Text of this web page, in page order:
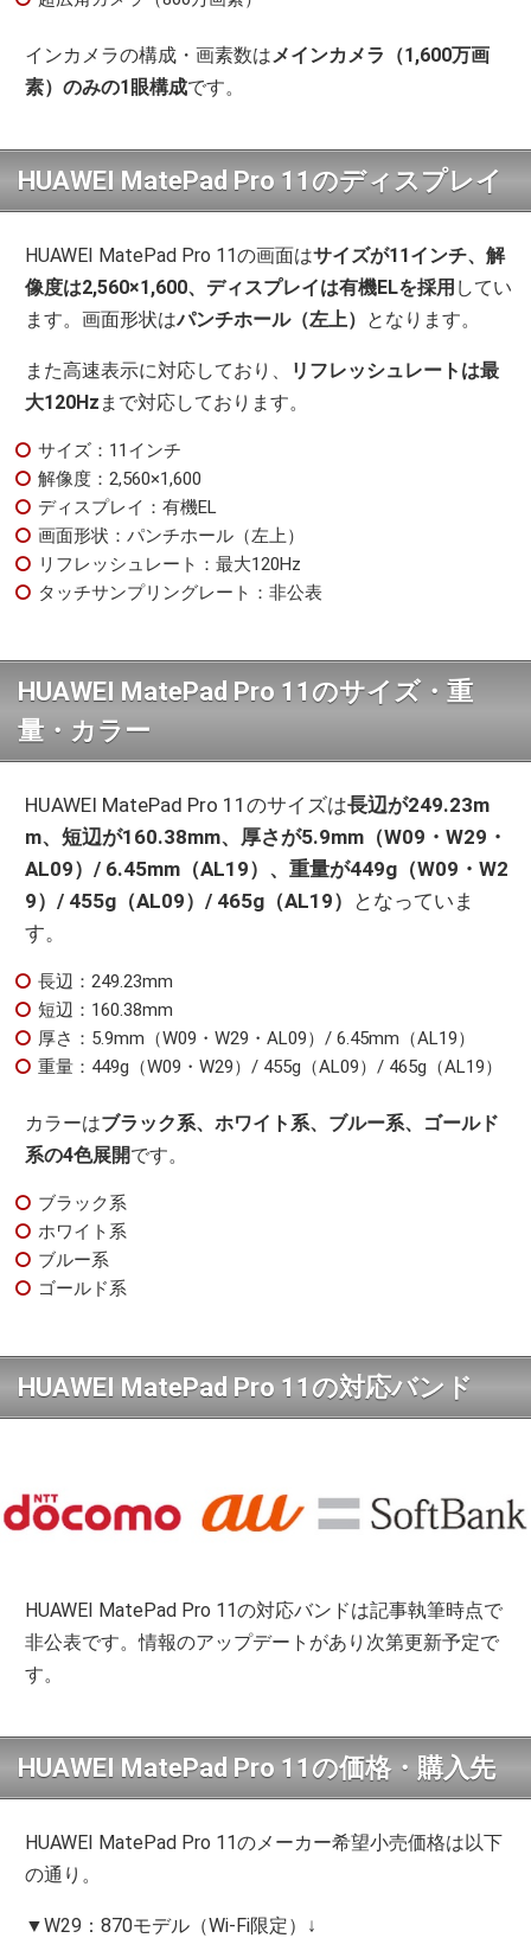
インカメラの構成・画素数はメインカメラ（1,600万画
素）のみの1眼構成です。
HUAWEI MatePad Pro 11のディスプレイ
HUAWEI MatePad Pro 11の画面はサイズが11インチ、解
像度は2,560×1,600、ディスプレイは有機ELを採用 してい
ます。画面形状はパンチホール（左上） となります。
また高速表示に対応しており、
リフレッシュレートは最
大120Hz まで対応しております。
サイズ：11インチ
解像度：2,560×1,600
ディスプレイ：有機EL
画面形状：パンチホール（左上）
リフレッシュレート：最大120Hz
タッチサンプリングレート：非公表
HUAWEI MatePad Pro 11のサイズ・重
量・カラー
HUAWEI MatePad Pro 11のサイズは長辺が249.23m
m、短辺が160.38mm、厚さが5.9mm（W09・W29・
AL09）/ 6.45mm（AL19）、重量が449g（W09・W2
9）/ 455g（AL09）/ 465g（AL19）
となっていま
す。
長辺：249.23mm
短辺：160.38mm
厚さ：5.9mm（W09・W29・AL09）/ 6.45mm（AL19）
重量：449g（W09・W29）/ 455g（AL09）/ 465g（AL19）
カラーはブラック系、ホワイト系、ブルー系、ゴールド
系の4色展開です。
ブラック系
ホワイト系
ブルー系
ゴールド系
HUAWEI MatePad Pro 11の対応バンド
HUAWEI MatePad Pro 11の対応バンドは記事執筆時点で
非公表です。情報のアップデートがあり次第更新予定で
す。
HUAWEI MatePad Pro 11の価格・購入先
HUAWEI MatePad Pro 11のメーカー希望小売価格は以下
の通り。
▼W29：870モデル（Wi-Fi限定）↓